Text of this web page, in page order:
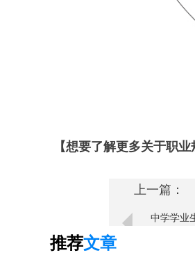
【想要了解更多关于职
上一篇：
中学学业
推荐文章